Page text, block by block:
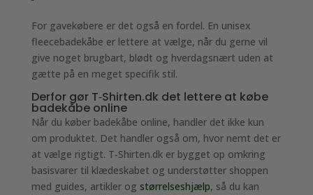
For gavekøbere er det også en fordel. En unisex
fleecebadekåbe er lettere at vælge, når du gerne vil
give noget brugbart, blødt og hverdagsnært uden at
gætte på en meget specifik stil.
Derfor gør T‑Shirten.dk det lettere at købe
badekåbe online
Når du køber badekåbe online, handler det ikke kun
om produktet. Det handler også om, hvor nemt det er
at vælge rigtigt. T‑Shirten.dk er bygget op omkring
basisvarer til klædeskabet og understøtter shoppen
med guides, artikler og størrelseshjælp, så du kan